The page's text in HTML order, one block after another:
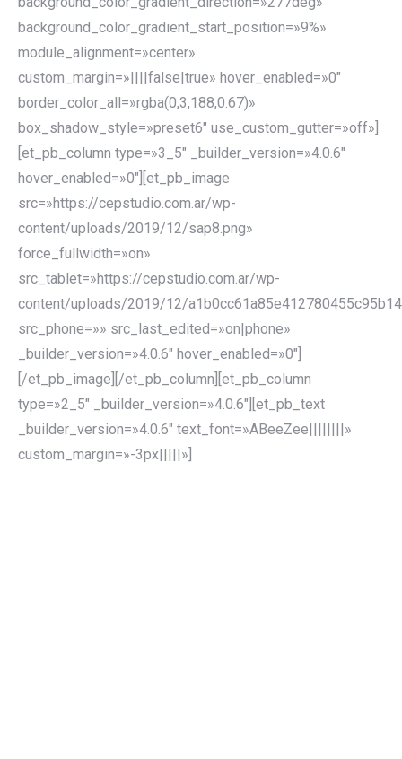
background_color_gradient_start_position=»9%»
module_alignment=»center»
custom_margin=»||||false|true» hover_enabled=»0″
border_color_all=»rgba(0,3,188,0.67)»
box_shadow_style=»preset6″ use_custom_gutter=»off»]
[et_pb_column type=»3_5″ _builder_version=»4.0.6″
hover_enabled=»0″][et_pb_image
src=»https://cepstudio.com.ar/wp-
content/uploads/2019/12/sap8.png»
force_fullwidth=»on»
src_tablet=»https://cepstudio.com.ar/wp-
content/uploads/2019/12/
src_phone=»» src_last_edited=»on|phone»
_builder_version=»4.0.6″ hover_enabled=»0″]
[/et_pb_image][/et_pb_column][et_pb_column
type=»2_5″ _builder_version=»4.0.6″][et_pb_text
_builder_version=»4.0.6″ text_font=»ABeeZee||||||||»
custom_margin=»-3px|||||»]